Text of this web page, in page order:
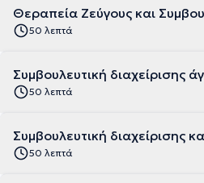
Θεραπεία Ζεύγους και
50 λεπτά
Συμβουλευτική διαχείρισης
50 λεπτά
Συμβουλευτική διαχείρισης
50 λεπτά